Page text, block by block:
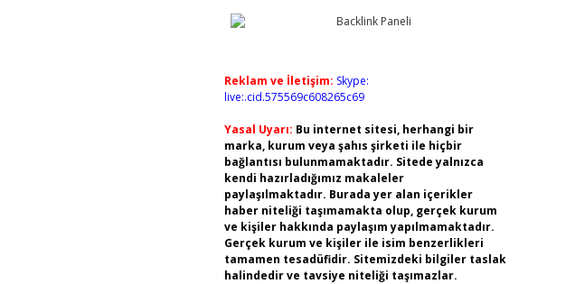
Reklam ve İletişim: Skype:
live:.cid.575569c608265c69
Yasal Uyarı: Bu internet sitesi, herhangi bir
marka, kurum veya şahıs şirketi ile hiçbir
bağlantısı bulunmamaktadır. Sitede yalnızca
kendi hazırladığımız makaleler
paylaşılmaktadır. Burada yer alan içerikler
haber niteliği taşımamakta olup, gerçek kurum
ve kişiler hakkında paylaşım yapılmamaktadır.
Gerçek kurum ve kişiler ile isim benzerlikleri
tamamen tesadüfidir. Sitemizdeki bilgiler taslak
halindedir ve tavsiye niteliği taşımazlar.